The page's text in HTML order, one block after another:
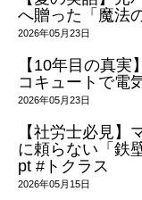
へ贈った「魔法
2026年05月23日
【10年目の真
コキュートで電
2026年05月23日
【社労士必見】
に頼らない「鉄
pt #トクラス
2026年05月15日